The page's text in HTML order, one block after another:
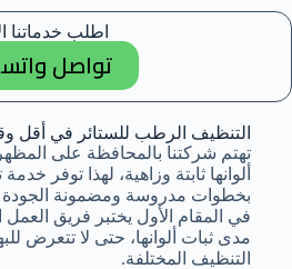
اطلب خدماتنا
تواصل
التنظيف الرطب للستائر في أقل
تهتم شركتنا بالمحافظة على
ألوانها ثابتة وزاهية، لهذا توفر
بخطوات مدروسة ومضمونة الجودة
في المقام الأول يختبر فريق
مدى ثبات ألوانها، حتى لا تتعرض
التنظيف المختلفة.